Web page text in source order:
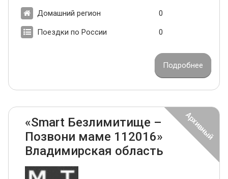
Домашний регион 0
Поездки по России 0
Подробнее
«Smart Безлимитище –
Позвони маме 112016»
Владимирская область